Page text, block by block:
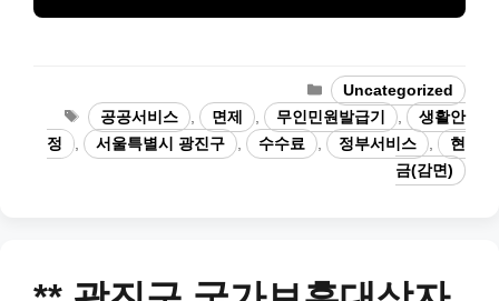
Categories
Uncategorized
Tags공공서비스 면제 무인민원발급기
생활안
정
서울특별시 광진구 수수료 정부서비스
현
금(감면)